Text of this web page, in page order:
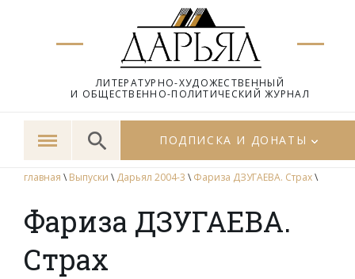
ЛИТЕРАТУРНО-ХУДОЖЕСТВЕННЫЙ
И ОБЩЕСТВЕННО-ПОЛИТИЧЕСКИЙ ЖУРНАЛ
ПОДПИСКА И ДОНАТЫ
главная \ Выпуски \ Дарьял 2004-3 \ Фариза ДЗУГАЕВА. Страх\
Фариза ДЗУГАЕВА.
Страх